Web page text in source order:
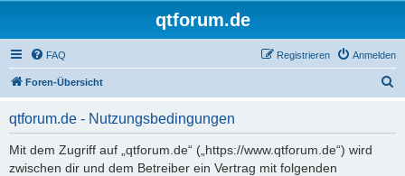
qtforum.de
FAQ Anmelden
Registrieren
Foren-Übersicht
qtforum.de - Nutzungsbedingungen
Mit dem Zugriff auf „qtforum.de“ („https://www.qtforum.de“) wird
zwischen dir und dem Betreiber ein Vertrag mit folgenden